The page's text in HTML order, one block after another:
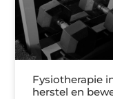
Fysiotherapie
herstel en